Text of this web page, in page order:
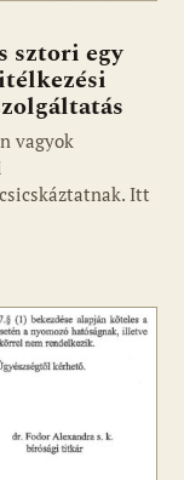
sztori egy
vagyok
Itt